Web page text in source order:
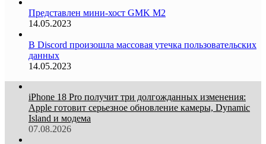
Представлен мини-хост GMK M2
14.05.2023
В Discord произошла массовая утечка пользовательских
данных
14.05.2023
iPhone 18 Pro получит три долгожданных изменения:
Apple готовит серьезное обновление камеры, Dynamic
Island и модема
07.08.2026